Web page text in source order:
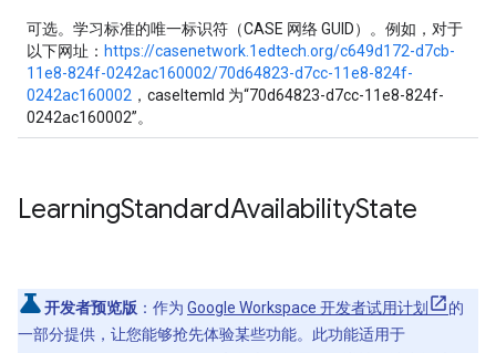
可选。学习标准的唯一标识符（CASE 网络 GUID）。例如，对于
以下网址： https://casenetwork.1edtech.org/c649d172-d7cb-
11e8-824f-0242ac160002/70d64823-d7cc-11e8-824f-
0242ac160002 ，caseItemId 为“70d64823-d7cc-11e8-824f-
0242ac160002”。
LearningStandardAvailabilityState
开发者预览版 ：作为 Google Workspace 开发者试用计划
的
一部分提供，让您能够抢先体验某些功能。此功能适用于